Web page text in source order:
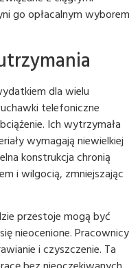
go opłacalnym wyborem
dla wielu
telefoniczne
Ich wytrzymała
wymagają niewielkiej
konstrukcja chronią
i wilgocią, zmniejszając
przestoje mogą być
nieocenione. Pracownicy
i czyszczenie. Ta